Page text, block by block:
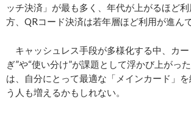
ッチ決済」が最も多く、年代が上がるほど
方、QRコード決済は若年層ほど利用が進んで
キャッシュレス手段が多様化する中、カー
ぎ”や“使い分け”が課題として浮かび上がっ
は、自分にとって最適な「メインカード」
う人も増えるかもしれない。